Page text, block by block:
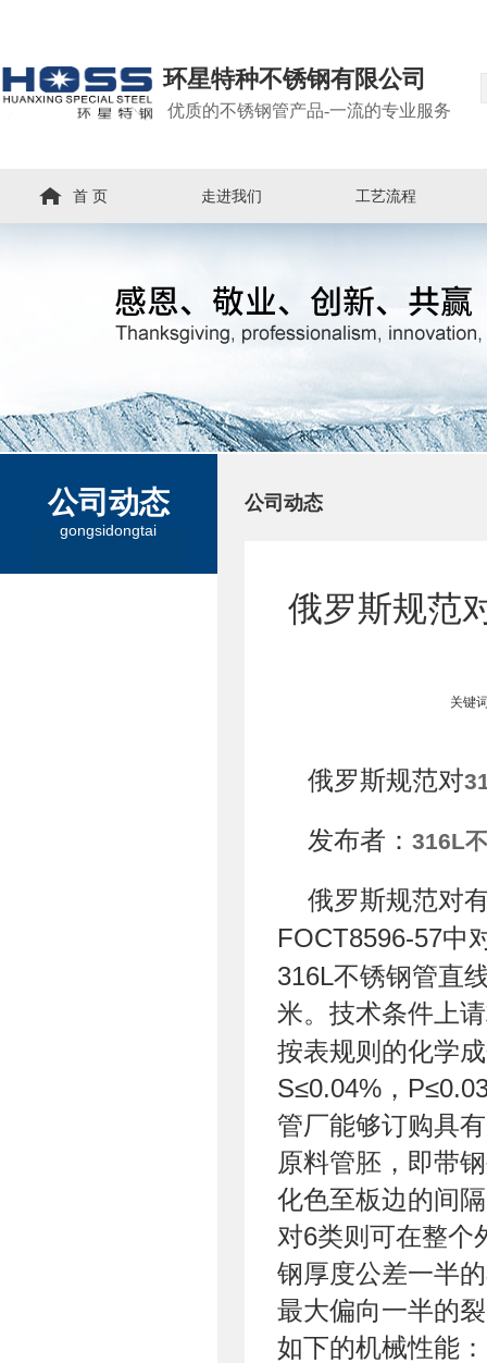
环星特种不锈钢有限公司
优质的不锈钢管产品-一流的专业服务
首 页 走进我们 工艺流程
公司动态
gongsidongtai
公司动态
俄罗斯规范
关键
俄罗斯规范对
发布者： 316L
俄罗斯规范对
FOCT8596-57中
316L不锈钢管直
米。技术条件上
按表规则的化学
S≤0.04%，
管厂能够订购具
原料管胚，即带
化色至板边的间
对6类则可在整个
钢厚度公差一半
最大偏向一半的
如下的机械性能